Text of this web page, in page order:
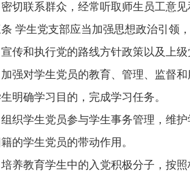
联系群众，经常听取师生员工意见
生党支部应当加强思想政治引领，
和执行党的路线方针政策以及上级
对学生党员的教育、管理、监督和
明确学习目的，完成学习任务。
学生党员参与学生事务管理，维护
的学生党员的带动作用。
教育学生中的入党积极分子，按照